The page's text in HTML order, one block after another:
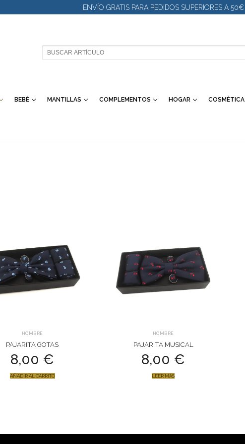
ENVÍO GRATIS PARA PEDIDOS SUPERIORES A 50€
BUSCAR:
BEBÉ MANTILLAS COMPLEMENTOS HOGAR COSMÉTICA
HOMBRE
PAJARITA GOTAS
8,00 €
AÑADIR AL CARRITO
HOMBRE
PAJARITA MUSICAL
8,00 €
LEER MÁS